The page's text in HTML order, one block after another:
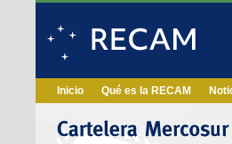
Inicio Qué es la RECAM